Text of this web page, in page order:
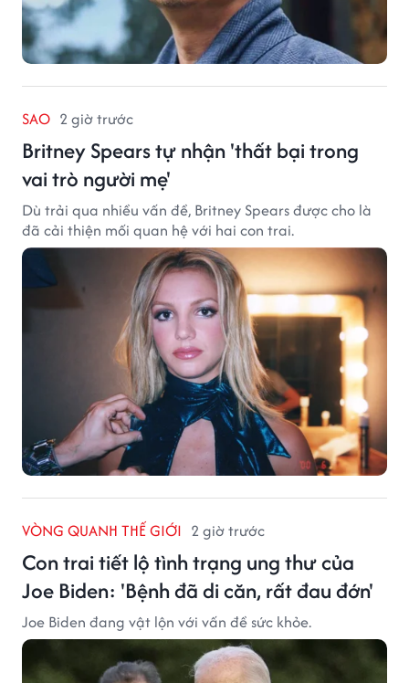
SAO 2 giờ trước
Britney Spears tự nhận 'thất bại trong
vai trò người mẹ'
Dù trải qua nhiều vấn đề, Britney Spears được cho là
đã cải thiện mối quan hệ với hai con trai.
VÒNG QUANH THẾ GIỚI 2 giờ trước
Con trai tiết lộ tình trạng ung thư của
Joe Biden: 'Bệnh đã di căn, rất đau đớn'
Joe Biden đang vật lộn với vấn đề sức khỏe.